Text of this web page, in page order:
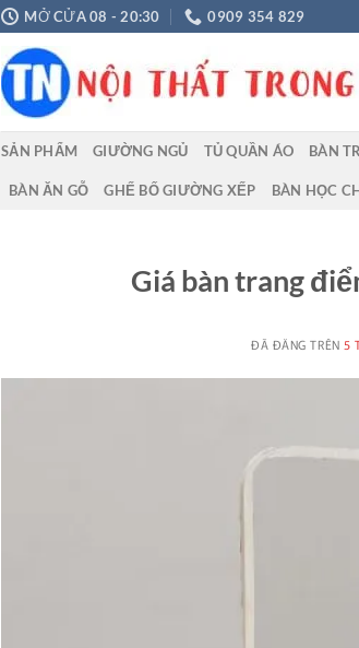
MỞ CỬA 08 - 20:30 0909 354 829
SẢN PHẨM GIƯỜNG NGỦ TỦ QUẦN ÁO BÀN
BÀN ĂN GỖ GHẾ BỐ GIƯỜNG XẾP BÀN HỌC
Giá bàn trang
ĐÃ ĐĂNG TRÊN 5